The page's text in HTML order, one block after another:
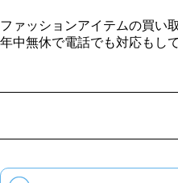
ファッションアイテムの買い
年中無休で電話でも対応もし